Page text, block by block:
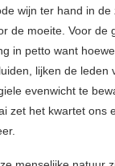
wijn ter hand in de
de moeite. Voor de
in petto want
lijken de leden
evenwicht te
zet het kwartet ons